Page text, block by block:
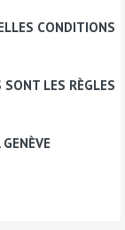
CONDITIONS
LES RÈGLES